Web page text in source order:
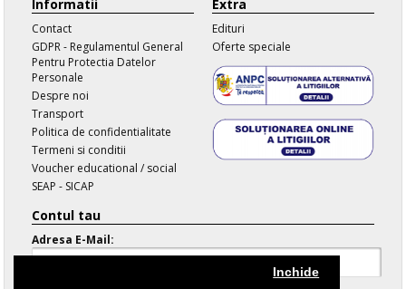
Inchide
Informatii
Contact
GDPR - Regulamentul General
Pentru Protectia Datelor
Personale
Despre noi
Transport
Politica de confidentialitate
Termeni si conditii
Voucher educational / social
SEAP - SICAP
Extra
Edituri
Oferte speciale
Contul tau
Adresa E-Mail: